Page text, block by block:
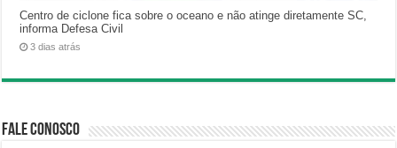
Centro de ciclone fica sobre o oceano e não atinge diretamente SC,
informa Defesa Civil
3 dias atrás
Fale Conosco